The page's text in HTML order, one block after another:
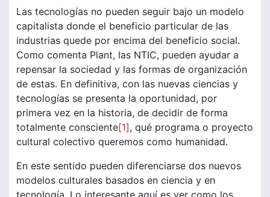
Las tecnologías no pueden seguir bajo un modelo
capitalista donde el beneficio particular de las
industrias quede por encima del beneficio social.
Como comenta Plant, las NTIC, pueden ayudar a
repensar la sociedad y las formas de organización
de estas. En definitiva, con las nuevas ciencias y
tecnologías se presenta la oportunidad, por
primera vez en la historia, de decidir de forma
totalmente consciente[1], qué programa o proyecto
cultural colectivo queremos como humanidad.
En este sentido pueden diferenciarse dos nuevos
modelos culturales basados en ciencia y en